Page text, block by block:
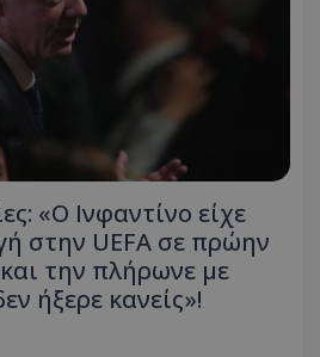
«Ο Ινφαντίνο είχε
στην UEFA σε πρώην
την πλήρωνε με
ήξερε κανείς»!